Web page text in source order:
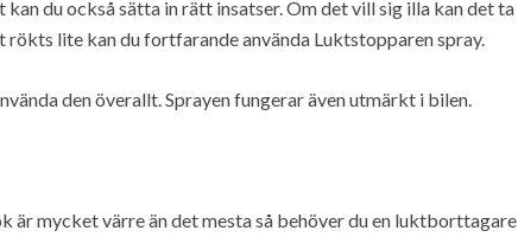
du också sätta in rätt insatser. Om det vill sig illa kan det ta
rökts lite kan du fortfarande använda Luktstopparen spray.
den överallt. Sprayen fungerar även utmärkt i bilen.
är mycket värre än det mesta så behöver du en luktborttagare